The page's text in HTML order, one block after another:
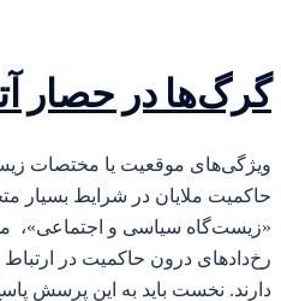
گرگ‌ها در حصار
ویژگی‌های موقعیت یا مختصات
حاکمیت ملایان در شرایط بسیار
«زیست‌گاه سیاسی و اجتماعی»،
رخ‌دادهای درون حاکمیت در
دارند. نخست باید به این پرسش